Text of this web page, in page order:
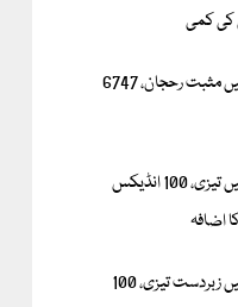
پاکستان اسٹاک ایکسچینج میں مثبت رحجان، 6747
پاکستان اسٹاک ایکسچینج میں تیزی، 100 انڈیکس
پاکستان اسٹاک ایکسچینج میں زبردست تیزی، 100